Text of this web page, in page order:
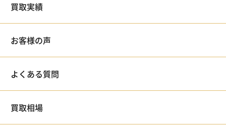
買取実績
お客様の声
よくある質問
買取相場